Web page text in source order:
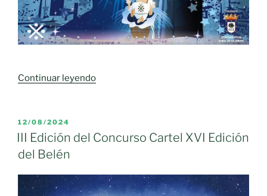
Continuar leyendo«Fallo
carteles
belén
viviente
PUBLICADO
EL
12/08/2024
III Edición del Concurso Cartel XVI Edición
del Belén